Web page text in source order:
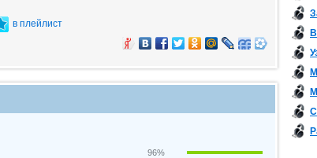
в плейлист
96%